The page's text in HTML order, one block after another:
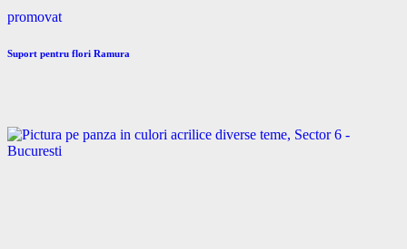
promovat
Suport pentru flori Ramura